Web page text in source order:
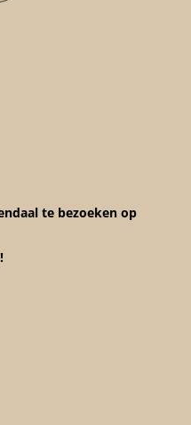
te bezoeken op